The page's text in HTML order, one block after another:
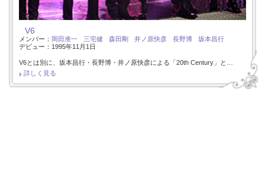
V6
メンバー： 岡田准一 三宅健 森田剛 井ノ原快彦 長野博
坂本昌行
デビュー：1995年11月1日
V6とは別に、坂本昌行・長野博・井ノ原快彦による「20th Century」と…
詳しく見る